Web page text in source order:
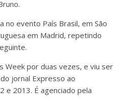
no evento País Brasil, em São
em Madrid, repetindo
Week por duas vezes, e viu ser
jornal Expresso ao
e 2013. É agenciado pela